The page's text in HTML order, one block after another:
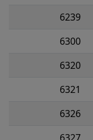
6239
6300
6320
6321
6326